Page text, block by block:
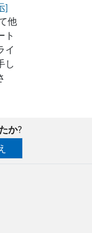
]
他
ト
イ
し
か?